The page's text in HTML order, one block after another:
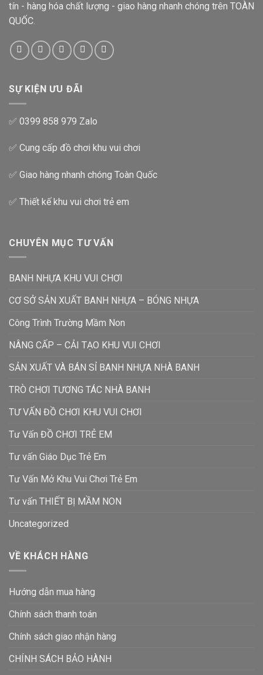
tín - hàng hóa chất lượng - giao hàng nhanh chóng trên TOÀN
QUỐC.
SỰ KIỆN ƯU ĐÃI
✅ 0399 858 979 Zalo
✅ Cung cấp đồ chơi khu vui chơi
✅ Giao hàng nhanh chóng Toàn Quốc
✅ Thiết kế khu vui chơi trẻ em
CHUYÊN MỤC TƯ VẤN
BANH NHỰA KHU VUI CHƠI
CƠ SỞ SẢN XUẤT BANH NHỰA – BÓNG NHỰA
Công Trình Trường Mầm Non
NÂNG CẤP – CẢI TẠO KHU VUI CHƠI
SẢN XUẤT VÀ BÁN SỈ BANH NHỰA NHÀ BANH
TRÒ CHƠI TƯƠNG TÁC NHÀ BANH
TƯ VẤN ĐỒ CHƠI KHU VUI CHƠI
Tư Vấn ĐỒ CHƠI TRẺ EM
Tư vấn Giáo Dục Trẻ Em
Tư Vấn Mở Khu Vui Chơi Trẻ Em
Tư vấn THIẾT BỊ MẦM NON
Uncategorized
VỀ KHÁCH HÀNG
Hướng dẫn mua hàng
Chính sách thanh toán
Chính sách giao nhận hàng
CHÍNH SÁCH BẢO HÀNH